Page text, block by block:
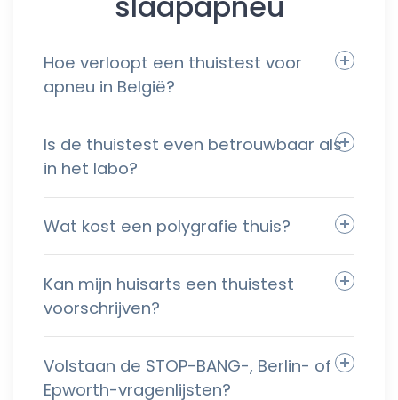
Hoe verloopt een thuistest voor
apneu in België?
Is de thuistest even betrouwbaar als
in het labo?
Wat kost een polygrafie thuis?
Kan mijn huisarts een thuistest
voorschrijven?
Volstaan de STOP-BANG-, Berlin- of
Epworth-vragenlijsten?